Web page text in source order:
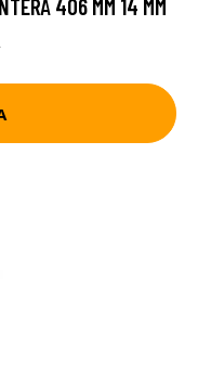
406 MM 14 MM